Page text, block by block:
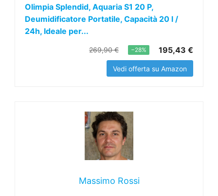
Olimpia Splendid, Aquaria S1 20 P,
Deumidificatore Portatile, Capacità 20 l /
24h, Ideale per...
269,90 € −28% 195,43 €
Vedi offerta su Amazon
Massimo Rossi